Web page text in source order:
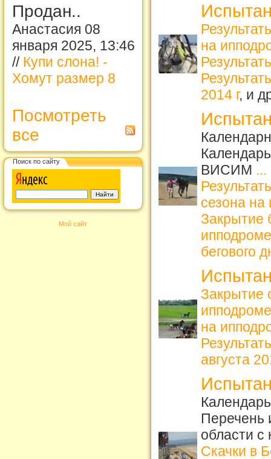
Продан..
Анастасия 08
января 2025, 13:46
// Купи слона! -
Хомут размер 8
Посмотреть
все
Поиск по сайту
Мой сайт
на
2014 г, и
ВИСИМ ...
сезона
Закрытие
бегового
Закрытие
ипподроме
на
августа
Перечень
области с
Скачки в